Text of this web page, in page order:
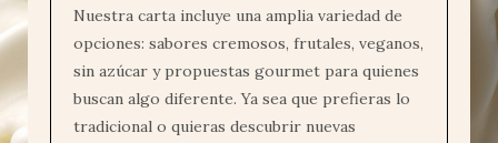
Nuestra carta incluye una amplia variedad de
opciones: sabores cremosos, frutales, veganos,
sin azúcar y propuestas gourmet para quienes
buscan algo diferente. Ya sea que prefieras lo
tradicional o quieras descubrir nuevas